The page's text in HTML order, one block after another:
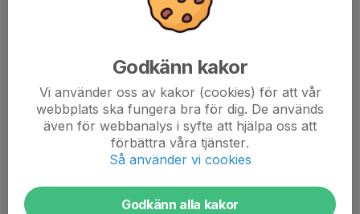
Godkänn kakor
Vi använder oss av kakor (cookies) för att vår
webbplats ska fungera bra för dig. De används
även för webbanalys i syfte att hjälpa oss att
förbättra våra tjänster.
Så använder vi cookies
Godkänn alla kakor